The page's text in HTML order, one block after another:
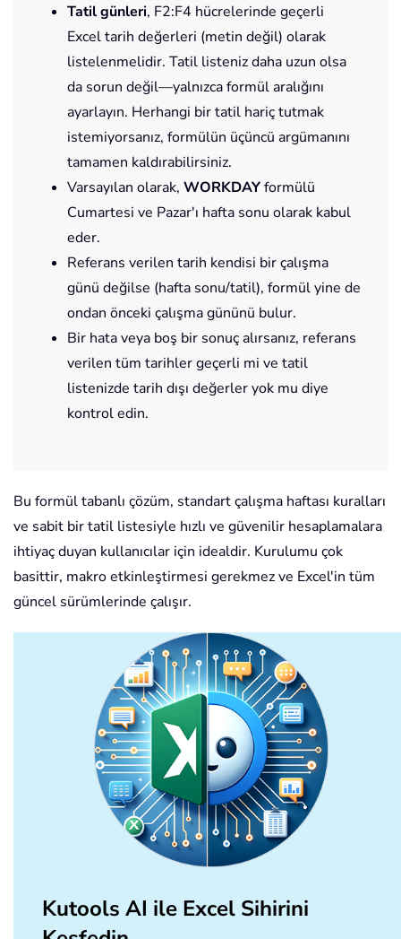
Tatil günleri, F2:F4 hücrelerinde geçerli
Excel tarih değerleri (metin değil) olarak
listelenmelidir. Tatil listeniz daha uzun olsa
da sorun değil—yalnızca formül aralığını
ayarlayın. Herhangi bir tatil hariç tutmak
istemiyorsanız, formülün üçüncü argümanını
tamamen kaldırabilirsiniz.
Varsayılan olarak, WORKDAYformülü
Cumartesi ve Pazar'ı hafta sonu olarak kabul
eder.
Referans verilen tarih kendisi bir çalışma
günü değilse (hafta sonu/tatil), formül yine de
ondan önceki çalışma gününü bulur.
Bir hata veya boş bir sonuç alırsanız, referans
verilen tüm tarihler geçerli mi ve tatil
listenizde tarih dışı değerler yok mu diye
kontrol edin.
Bu formül tabanlı çözüm, standart çalışma haftası kuralları
ve sabit bir tatil listesiyle hızlı ve güvenilir hesaplamalara
ihtiyaç duyan kullanıcılar için idealdir. Kurulumu çok
basittir, makro etkinleştirmesi gerekmez ve Excel'in tüm
güncel sürümlerinde çalışır.
Kutools AI ile Excel Sihirini